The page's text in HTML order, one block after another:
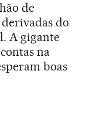
de
do
A gigante
na
boas